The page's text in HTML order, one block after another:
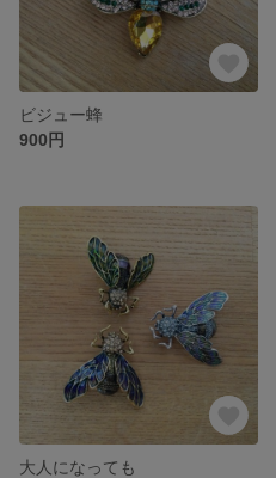
ビジュー蜂
900円
大人になっても